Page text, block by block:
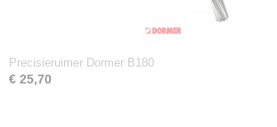
Precisieruimer Dormer B180
€ 25,70